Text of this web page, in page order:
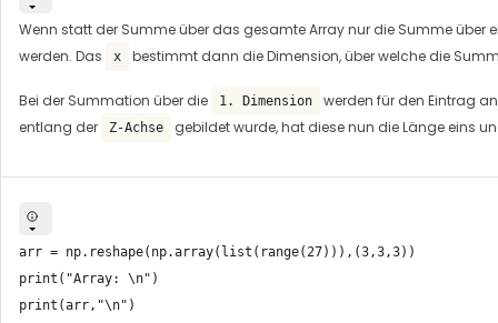
Wenn statt der Summe über das gesamte Array nur die Summe über
werden. Das
x bestimmt dann die Dimension, über welche die
Bei der Summation über die 1. Dimension
werden für den Eintrag
entlang der
Z-Achse gebildet wurde, hat diese nun die Länge eins
arr = np.reshape(np.array(list(range(27))),(3,3,3))
print("Array: \n")
print(arr,"\n")